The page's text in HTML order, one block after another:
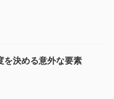
を決める意外な要素